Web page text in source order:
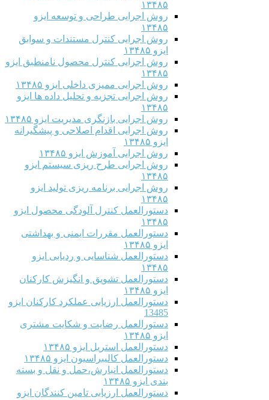
۱۳۴۸۵
روش اجرایی طراحی و توسعه ایزو
۱۳۴۸۵
روش اجرایی کنترل مستندات و سوابق
ایزو ۱۳۴۸۵
روش اجرایی کنترل محصول نامنطبق ایزو
۱۳۴۸۵
روش اجرایی ممیزی داخلی ایزو ۱۳۴۸۵
روش اجرایی تجزیه و تحلیل داده ها ایزو
۱۳۴۸۵
روش اجرایی بازنگری مدیریت ایزو ۱۳۴۸۵
روش اجرایی اقدام اصلاحی و پیشگیرانه
ایزو ۱۳۴۸۵
روش اجرایی آموزش ایزو ۱۳۴۸۵
روش اجرایی طرح ریزی سیستم ایزو
۱۳۴۸۵
روش اجرایی برنامه ریزی تولید ایزو
۱۳۴۸۵
دستورالعمل کنترل آلودگی محصول ایزو
۱۳۴۸۵
دستورالعمل مقررات ایمنی و بهداشتی
ایزو ۱۳۴۸۵
دستورالعمل شناسایی و ردیابی ایزو
۱۳۴۸۵
دستورالعمل تشویق و انگیزش کارکنان
ایزو ۱۳۴۸۵
دستورالعمل ارزیابی عملکرد کارکنان ایزو
13485
دستورالعمل رضایت و شکایت مشتری
ایزو ۱۳۴۸۵
دستورالعمل استریل ایزو ۱۳۴۸۵
دستورالعمل کالیبراسیون ایزو ۱۳۴۸۵
دستورالعمل انبارش،حمل و نقل و بسته
بندی ایزو ۱۳۴۸۵
دستورالعمل ارزیابی تامین کنندگان ایزو